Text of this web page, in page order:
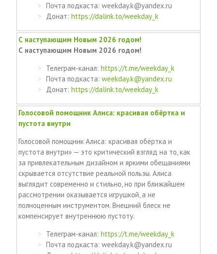
Почта подкаста: weekday.k@yandex.ru
Донат: https://dalink.to/weekday_k
С наступающим Новым 2026 годом!
С наступающим Новым 2026 годом!
Телеграм-канал: https://t.me/weekday_k
Почта подкаста: weekday.k@yandex.ru
Донат: https://dalink.to/weekday_k
Голосовой помощник Алиса: красивая обёртка и
пустота внутри
Голосовой помощник Алиса: красивая обёртка и
пустота внутри» — это критический взгляд на то, как
за привлекательным дизайном и яркими обещаниями
скрывается отсутствие реальной пользы. Алиса
выглядит современно и стильно, но при ближайшем
рассмотрении оказывается игрушкой, а не
полноценным инструментом. Внешний блеск не
компенсирует внутреннюю пустоту.
Телеграм-канал: https://t.me/weekday_k
Почта подкаста: weekday.k@yandex.ru